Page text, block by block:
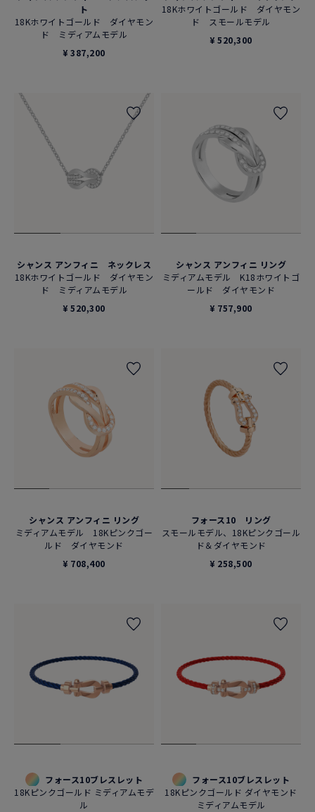
ト
18Kホワイトゴールド ダイヤモン
ド ミディアムモデル
¥ 387,200
18Kホワイトゴールド ダイヤモン
ド スモールモデル
¥ 520,300
シャンス アンフィニ ネックレス
18Kホワイトゴールド ダイヤモン
ド ミディアムモデル
¥ 520,300
シャンス アンフィニ リング
ミディアムモデル K18ホワイトゴ
ールド ダイヤモンド
¥ 757,900
シャンス アンフィニ リング
ミディアムモデル 18Kピンクゴー
ルド ダイヤモンド
¥ 708,400
フォース10 リング
スモールモデル、18Kピンクゴール
ド＆ダイヤモンド
¥ 258,500
フォース10ブレスレット
18Kピンクゴールド ミディアムモデ
ル
フォース10ブレスレット
18Kピンクゴールド ダイヤモンド
ミディアムモデル